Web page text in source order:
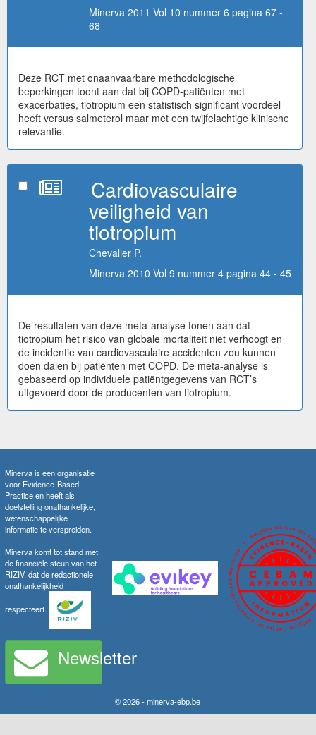
Minerva 2011 Vol 10 nummer 6 pagina 67 -
68
Deze RCT met onaanvaarbare methodologische
beperkingen toont aan dat bij COPD-patiënten met
exacerbaties, tiotropium een statistisch significant voordeel
heeft versus salmeterol maar met een twijfelachtige klinische
relevantie.
Cardiovasculaire
veiligheid van
tiotropium
Chevalier P.
Minerva 2010 Vol 9 nummer 4 pagina 44 - 45
De resultaten van deze meta-analyse tonen aan dat
tiotropium het risico van globale mortaliteit niet verhoogt en
de incidentie van cardiovasculaire accidenten zou kunnen
doen dalen bij patiënten met COPD. De meta-analyse is
gebaseerd op individuele patiëntgegevens van RCT’s
uitgevoerd door de producenten van tiotropium.
Minerva is een organisatie
voor Evidence-Based
Practice en heeft als
doelstelling onafhankelijke,
wetenschappelijke
informatie te verspreiden.
Minerva komt tot stand met
de financiële steun van het
RIZIV, dat de redactionele
onafhankelijkheid
respecteert.
Newsletter
© 2026 - minerva-ebp.be